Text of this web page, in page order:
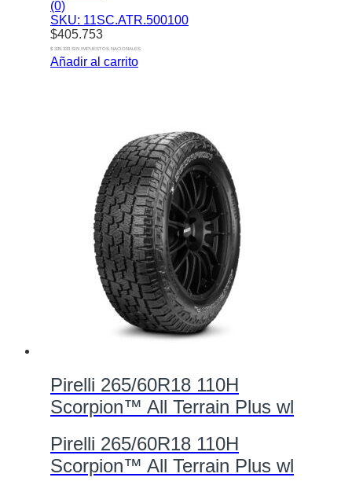
(0)
SKU: 11SC.ATR.500100
$405.753
$ 335.333 SIN IMPUESTOS NACIONALES
Añadir al carrito
Pirelli 265/60R18 110H
Scorpion™ All Terrain Plus wl
Pirelli 265/60R18 110H
Scorpion™ All Terrain Plus wl